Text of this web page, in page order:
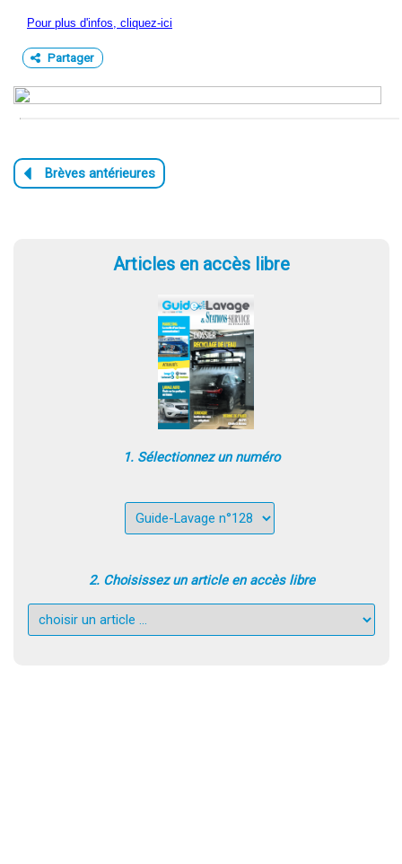
Pour plus d'infos, cliquez-ici
Partager
Articles en accès libre
1. Sélectionnez un numéro
2. Choisissez un article en accès libre